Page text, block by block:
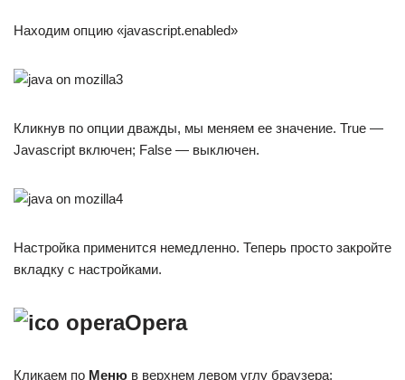
Находим опцию «javascript.enabled»
Кликнув по опции дважды, мы меняем ее значение. True —
Javascript включен; False — выключен.
Настройка применится немедленно. Теперь просто закройте
вкладку с настройками.
Opera
Кликаем по Меню в верхнем левом углу браузера: